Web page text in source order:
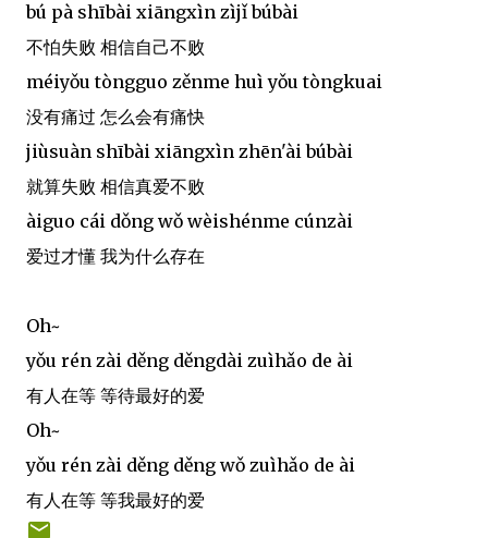
bú pà shībài xiāngxìn zìjǐ búbài
不怕失败 相信自己不败
méiyǒu tòngguo zěnme huì yǒu tòngkuai
没有痛过 怎么会有痛快
jiùsuàn shībài xiāngxìn zhēn'ài búbài
就算失败 相信真爱不败
àiguo cái dǒng wǒ wèishénme cúnzài
爱过才懂 我为什么存在
Oh~
yǒu rén zài děng děngdài zuìhǎo de ài
有人在等 等待最好的爱
Oh~
yǒu rén zài děng děng wǒ zuìhǎo de ài
有人在等 等我最好的爱